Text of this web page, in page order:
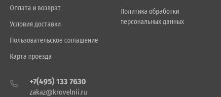
Оплата и возврат
Условия доставки
Пользовательское соглашение
Карта проезда
Политика обработки
персональных данных
+7(495) 133 7630
zakaz@krovelnii.ru